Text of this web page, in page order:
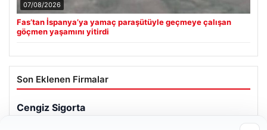
07/08/2026
Fas’tan İspanya’ya yamaç paraşütüyle geçmeye çalışan
göçmen yaşamını yitirdi
Son Eklenen Firmalar